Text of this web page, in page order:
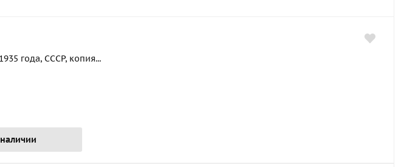
года, СССР, копия...